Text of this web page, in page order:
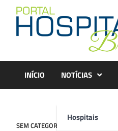
content
INÍCIO NOTÍCIAS
Hospitais
SEM CATEGORIA